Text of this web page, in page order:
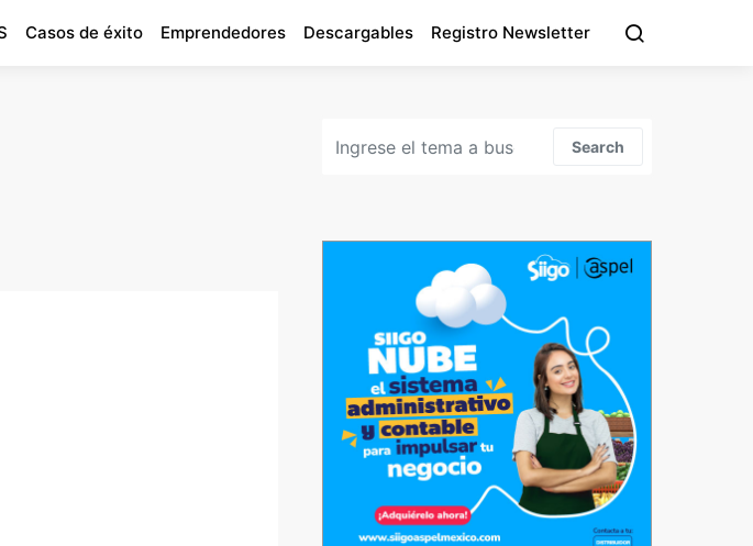
Casos de éxito Emprendedores Descargables Registro Newsletter
Search